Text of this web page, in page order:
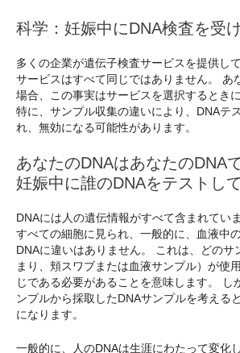
科学：妊娠中にDNA検査を受
多くの企業が遺伝子検査サービスを提供し
サービスはすべて同じではありません。 あ
場合、この事実はサービスを選択するとき
特に、サンプル収集の違いにより、DNAテ
れ、無効になる可能性があります。
あなたのDNAはあなたのDNA
妊娠中に誰のDNAをテストし
DNAには人の遺伝情報がすべて含まれてい
すべての細胞に見られ、一般的に、血液中
DNAに違いはありません。 これは、どのサ
まり、頬スワブまたは血液サンプル）が使
じである必要があることを意味します。 し
ンプルから採取したDNAサンプルを考える
になります。
一般的に、人のDNAは生涯にわたって変化